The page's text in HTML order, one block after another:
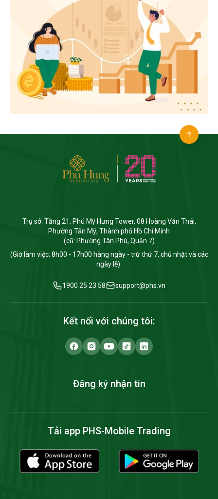
Trụ sở: Tầng 21, Phú Mỹ Hưng Tower, 08 Hoàng Văn Thái,
Phường Tân Mỹ, Thành phố Hồ Chí Minh
(cũ: Phường Tân Phú, Quận 7)
(Giờ làm việc: 8h00 - 17h00 hàng ngày - trừ thứ 7, chủ nhật và các
ngày lễ)
1900 25 23 58 support@phs.vn
Kết nối với chúng tôi:
Đăng ký nhận tin
Tải app PHS-Mobile Trading